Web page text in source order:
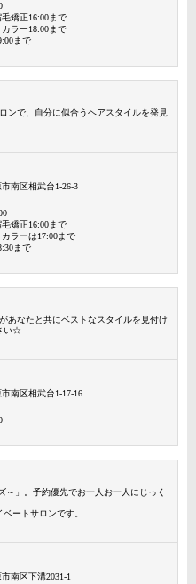
矯正16:00まで
ラー18:00まで
まで
ンで、自分に似合うヘアスタイルを発見
南区相武台1-26-3
矯正16:00まで
ラーは17:00まで
まで
あなたと共にベストなスタイルを見付け
い☆
南区相武台1-17-16
～」。予約優先でお一人お一人にじっく
ートサロンです。
南区下溝2031-1